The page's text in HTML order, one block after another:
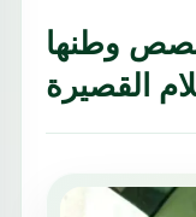
وطنها
القصيرة